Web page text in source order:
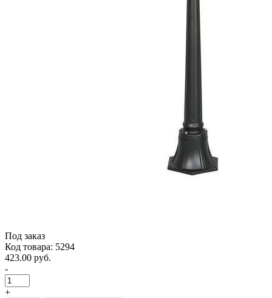
Под заказ
Код товара: 5294
423.00 руб.
-
+